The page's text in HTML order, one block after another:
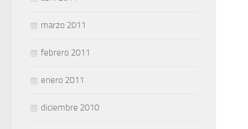
marzo 2011
febrero 2011
enero 2011
diciembre 2010